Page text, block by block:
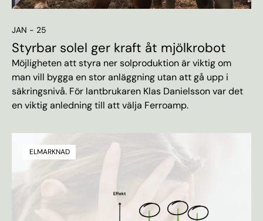
JAN - 25
Styrbar solel ger kraft åt mjölkrobot
Möjligheten att styra ner solproduktion är viktig om
man vill bygga en stor anläggning utan att gå upp i
säkringsnivå. För lantbrukaren Klas Danielsson var det
en viktig anledning till att välja Ferroamp.
ELMARKNAD